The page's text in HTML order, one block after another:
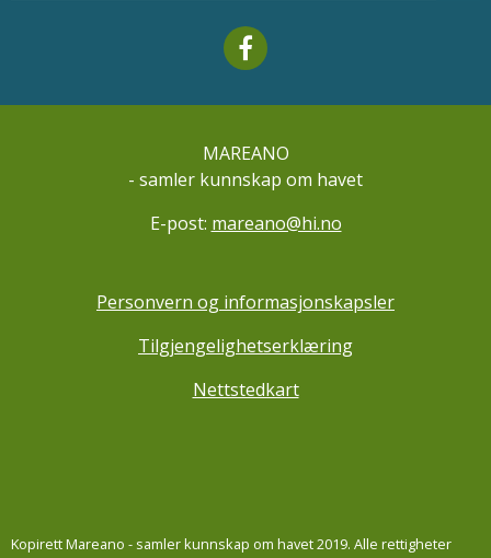
Mareano facebook
MAREANO
- samler kunnskap om havet
E-post: mareano@hi.no
Personvern og informasjonskapsler
Tilgjengelighetserklæring
Nettstedkart
Kopirett Mareano - samler kunnskap om havet 2019. Alle rettigheter